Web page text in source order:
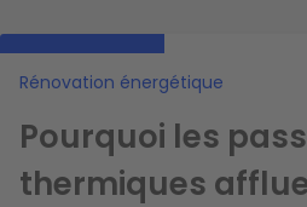
Rénovation énergétique
Pourquoi les
thermiques